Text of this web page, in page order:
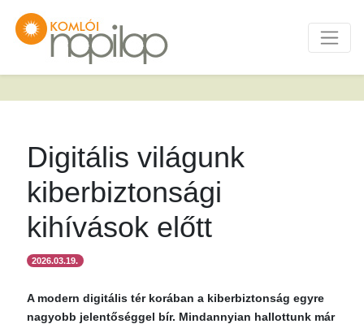
Digitális világunk
kiberbiztonsági
kihívások előtt
2026.03.19.
A modern digitális tér korában a kiberbiztonság egyre
nagyobb jelentőséggel bír. Mindannyian hallottunk már